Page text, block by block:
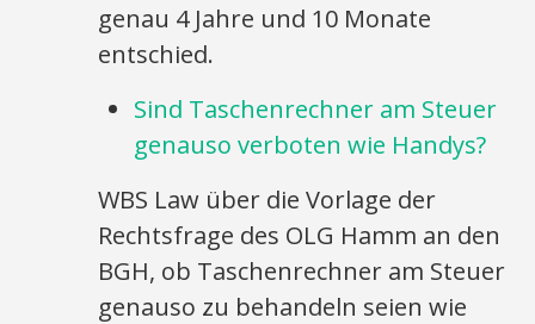
genau 4 Jahre und 10 Monate
entschied.
Sind Taschenrechner am Steuer
genauso verboten wie Handys?
WBS Law über die Vorlage der
Rechtsfrage des OLG Hamm an den
BGH, ob Taschenrechner am Steuer
genauso zu behandeln seien wie